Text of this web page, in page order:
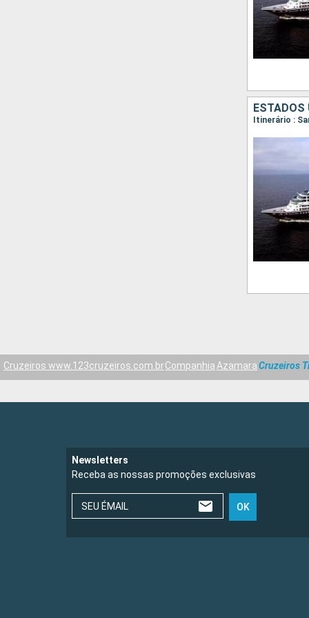
Cruzeiros www.123cruzeiros.com.brCompanhiaAzamaraCruzeiros
Newsletters
Receba as nossas promoções exclusivas
SEU ÉMAIL OK